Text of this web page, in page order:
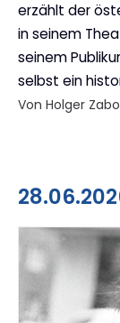
erzählt der
in seinem
seinem
selbst ein
Von Holger